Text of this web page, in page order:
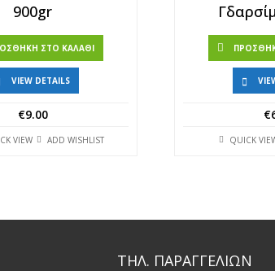
900gr
ΣΤΟ ΚΑΛΆΘΙ
VIEW DETAILS
€9.00
VIEW ADD WISHLIST
€
QUICK
ΤΗΛ. ΠΑΡΑΓΓΕΛΙΩΝ